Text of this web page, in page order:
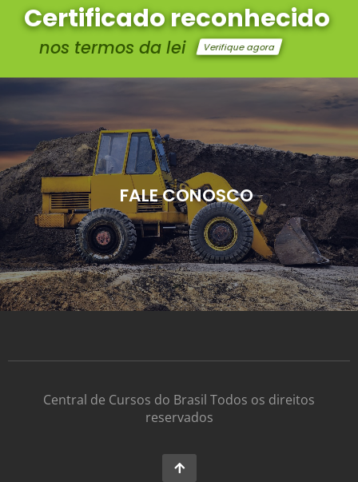
Certificado reconhecido
nos termos da lei Verifique agora
FALE CONOSCO
Central de Cursos do Brasil Todos os direitos
reservados